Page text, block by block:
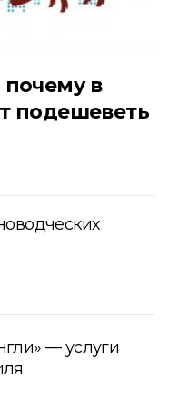
в
подешеветь
— услуги